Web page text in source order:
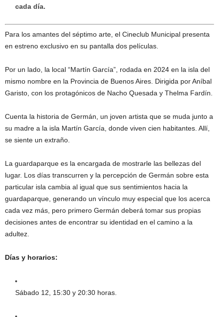
cada día.
Para los amantes del séptimo arte, el Cineclub Municipal presenta
en estreno exclusivo en su pantalla dos películas.
Por un lado, la local “Martín García”, rodada en 2024 en la isla del
mismo nombre en la Provincia de Buenos Aires. Dirigida por Aníbal
Garisto, con los protagónicos de Nacho Quesada y Thelma Fardín.
Cuenta la historia de Germán, un joven artista que se muda junto a
su madre a la isla Martín García, donde viven cien habitantes. Allí,
se siente un extraño.
La guardaparque es la encargada de mostrarle las bellezas del
lugar. Los días transcurren y la percepción de Germán sobre esta
particular isla cambia al igual que sus sentimientos hacia la
guardaparque, generando un vínculo muy especial que los acerca
cada vez más, pero primero Germán deberá tomar sus propias
decisiones antes de encontrar su identidad en el camino a la
adultez.
Días y horarios:
Sábado 12, 15:30 y 20:30 horas.